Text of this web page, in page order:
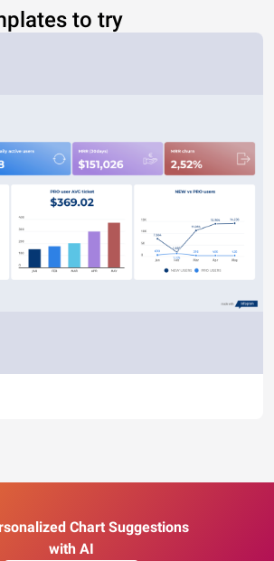
to try
Chart Suggestions
with AI